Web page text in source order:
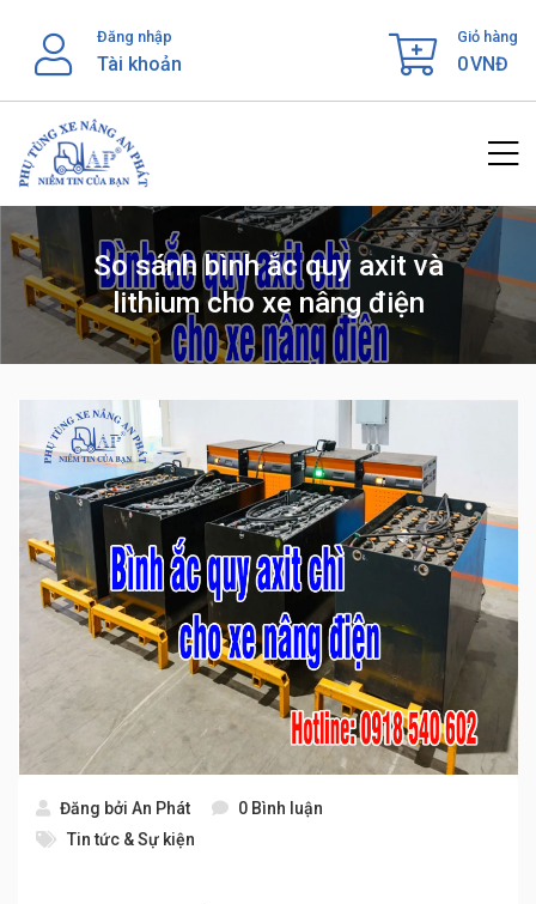
content
Đăng nhập
Tài khoản
Giỏ hàng
0VNĐ
So sánh bình ắc quy axit và
lithium cho xe nâng điện
Đăng bởi An Phát
0 Bình luận
Tin tức & Sự kiện